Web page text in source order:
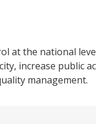
at the national
increase public
management.